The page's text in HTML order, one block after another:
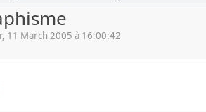
11 March 2005 à 16:00:42